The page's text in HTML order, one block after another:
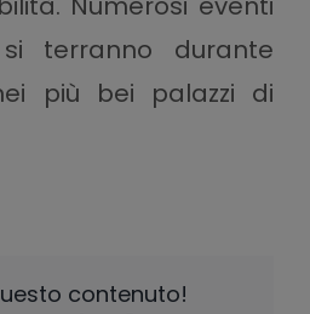
terranno durante
più bei palazzi di
contenuto!